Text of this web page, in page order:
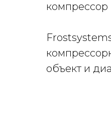
компрессор
объект и